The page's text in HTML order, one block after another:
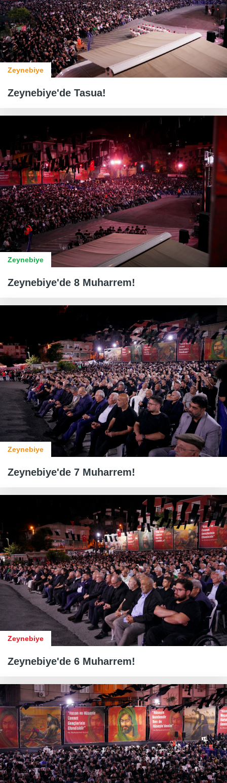
Zeynebiye
Zeynebiye'de Tasua!
Zeynebiye
Zeynebiye'de 8 Muharrem!
Zeynebiye
Zeynebiye'de 7 Muharrem!
Zeynebiye
Zeynebiye'de 6 Muharrem!